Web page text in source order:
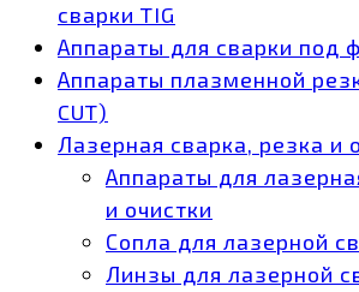
сварки TIG
Аппараты для сварки под
Аппараты плазменной
CUT)
Лазерная сварка, резка и
Аппараты для
и очистки
Сопла для лазерной
Линзы для лазерной